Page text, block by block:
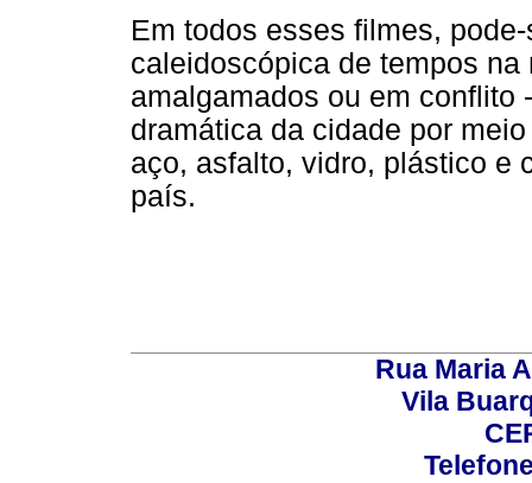
Em todos esses filmes,
caleidoscópica de tempos
amalgamados ou em conflito
dramática da cidade por
aço, asfalto, vidro, plástico e
país.
Rua Maria
Vila